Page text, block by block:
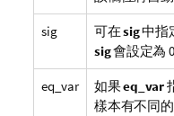
sig 可在sig中指
sig會設定為
eq_var 如果eq_var
樣本有不同